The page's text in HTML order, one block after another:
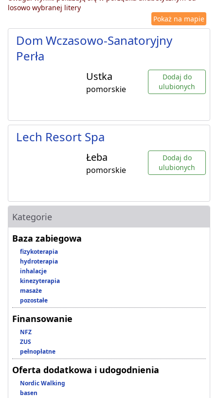
losowo wybranej litery
Pokaż na mapie
Dom Wczasowo-Sanatoryjny
Perła
Ustka
pomorskie
Dodaj do
ulubionych
Lech Resort Spa
Łeba
pomorskie
Dodaj do
ulubionych
Kategorie
Baza zabiegowa
fizykoterapia
hydroterapia
inhalacje
kinezyterapia
masaże
pozostałe
Finansowanie
NFZ
ZUS
pełnopłatne
Oferta dodatkowa i udogodnienia
Nordic Walking
basen